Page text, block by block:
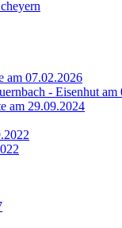
am 07.02.2026
- Eisenhut am
am 29.09.2024